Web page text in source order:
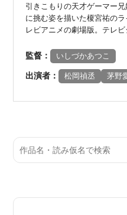
引きこもりの天才ゲーマー
に挑む姿を描いた榎宮祐の
レビアニメの劇場版。テレ
監督： いしづかあつこ
出演者： 松岡禎丞 茅野